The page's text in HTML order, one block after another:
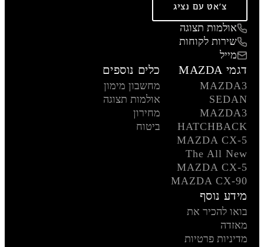
צ'אט עם נציג
אולמות תצוגה
שירות לקוחות
מייל
דגמי MAZDA
MAZDA3
SEDAN
MAZDA3
HATCHBACK
MAZDA CX-5
The All New
MAZDA CX-5
MAZDA CX-90
כלים נוספים
מחשבון מימון
אולמות תצוגה
מחירון
ביטוח
מידע נוסף
בואו להכיר את
מאזדה
מדיניות פרטיות